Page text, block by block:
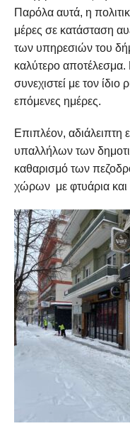
Παρόλα αυτά, η
μέρες σε κατάσταση
των υπηρεσιών του
καλύτερο
συνεχιστεί με τον
επόμενες ημέρες.
Επιπλέον, αδιάλειπτη
υπαλλήλων των
καθαρισμό των
χώρων με φτυάρια και